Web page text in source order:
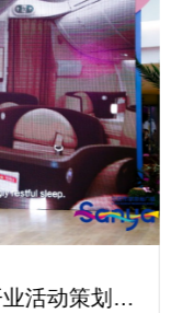
活动策划方